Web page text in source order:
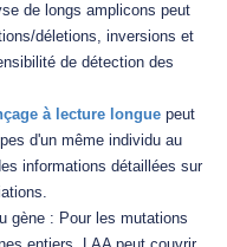
de longs amplicons peut
déletions, inversions et
de détection des
à lecture longue peut
d'un même individu au
informations détaillées sur
gène : Pour les mutations